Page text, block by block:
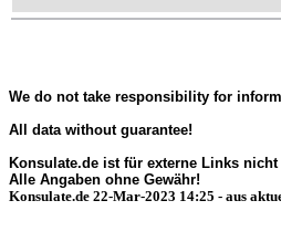
We do not take responsibility for
All data without guarantee!
Konsulate.de ist für externe Links
Alle Angaben ohne Gewähr!
Konsulate.de 22-Mar-2023 14:25 - aus